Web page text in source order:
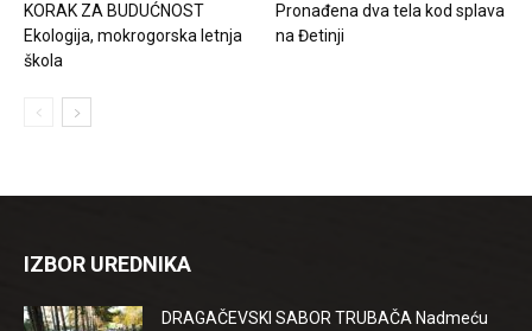
KORAK ZA BUDUĆNOST
Ekologija, mokrogorska letnja
škola
Pronađena dva tela kod splava
na Đetinji
IZBOR UREDNIKA
DRAGAČEVSKI SABOR TRUBAČA Nadmeću